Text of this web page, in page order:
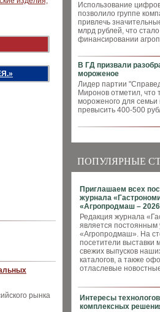
Использование
позволило группе
привлечь
млрд рублей, что
финансировании
В ГД призвали
мороженое
Лидер партии
Миронов отметил, что
мороженого для семьи
превысить 400-500
ПОПУЛЯРНЫЕ
Приглашаем всех
журнала
«Агропродмаш –
Редакция журнала
является постоянным
«Агропродмаш». На
посетители выставки
свежих выпусков
каталогов, а также
отласлевые
Интересы
комплексных
рынка